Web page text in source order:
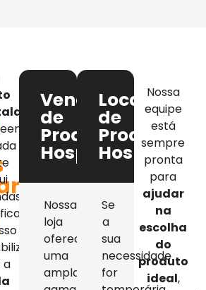
a
Venda
de
Produtos
Hospitalares
Nossa
loja
oferece
uma
ampla
Locação
de
Produtos
Se
a
sua
necessidade
for
Nossa
equipe
está
sempre
pronta
para
ajudar
na
escolha
do
produto
ideal,